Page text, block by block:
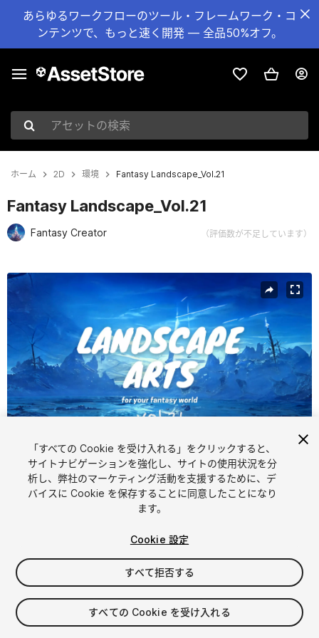
あらゆるワークフローのツール・フレームワーク・コ
ンテンツで、もっと速く開発 — 全品50%オフ。
アセットの検索
ホーム 2D 環境 Fantasy Landscape_Vol.21
Fantasy Landscape_Vol.21
Fantasy Creator （評価数が不足しています）
現在のスライド：1 / 6
1 /6
$49.90
消費税は決済時に計算されます
「すべての Cookie を受け入れる」をクリックすると、
サイトナビゲーションを強化し、サイトの使用状況を分
析し、弊社のマーケティング活動を支援するために、デ
バイスに Cookie を保存することに同意したことになり
ます。
Cookie 設定
すべて拒否する
すべての Cookie を受け入れる